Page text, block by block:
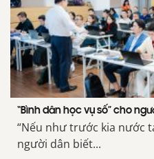
“Bình dân học vụ số” cho
“Nếu như trước kia nước
người dân biết...